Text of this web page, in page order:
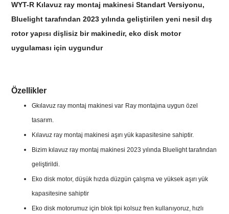
WYT-R Kılavuz ray montaj makinesi Standart Versiyonu,
Bluelight tarafından 2023 yılında geliştirilen yeni nesil dış
rotor yapısı dişlisiz bir makinedir, eko disk motor
uygulaması için uygundur
Özellikler
Gkılavuz ray montaj makinesi var Ray montajına uygun özel
tasarım.
Kılavuz ray montaj makinesi aşırı yük kapasitesine sahiptir.
Bizim kılavuz ray montaj makinesi2023 yılında Bluelight tarafından
geliştirildi.
Eko disk motor, düşük hızda düzgün çalışma ve yüksek aşırı yük
kapasitesine sahiptir
Eko disk motorumuz için blok tipi kolsuz fren kullanıyoruz, hızlı